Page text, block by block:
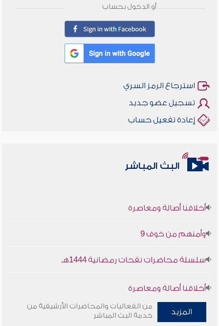
أو الدخول بحساب
استرجاع الرمز السري
تسجيل عضو جديد
إعادة تفعيل حساب
البث المباشر
أخلاقنا أصالة ومعاصرة
وأمنهم من خوف 9
سلسلة محاضرات نفحات رمضانية 1444هـ
أخلاقنا أصالة ومعاصرة
وأمنهم من خوف 9
المزيد
من الفعاليات والمحاضرات الأرشيفية من
خدمة البث المباشر